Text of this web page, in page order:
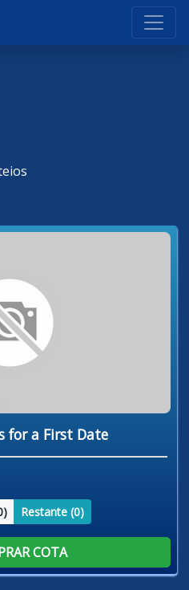
for a First Date
) Restante (0)
COTA